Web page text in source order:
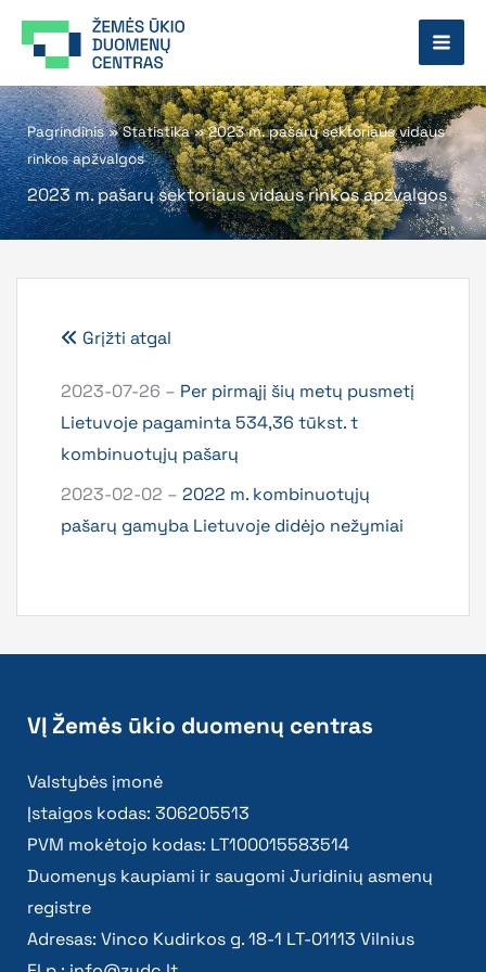
prie
Pagrindinis»Statistika»2023 m. pašarų sektoriaus vidaus
rinkos apžvalgos
2023 m. pašarų sektoriaus vidaus rinkos apžvalgos
Grįžti atgal
2023-07-26 – Per pirmąjį šių metų pusmetį
Lietuvoje pagaminta 534,36 tūkst. t
kombinuotųjų pašarų
2023-02-02 – 2022 m. kombinuotųjų
pašarų gamyba Lietuvoje didėjo nežymiai
VĮ Žemės ūkio duomenų centras
Valstybės įmonė
Įstaigos kodas: 306205513
PVM mokėtojo kodas: LT100015583514
Duomenys kaupiami ir saugomi Juridinių asmenų
registre
Adresas: Vinco Kudirkos g. 18-1 LT-01113 Vilnius